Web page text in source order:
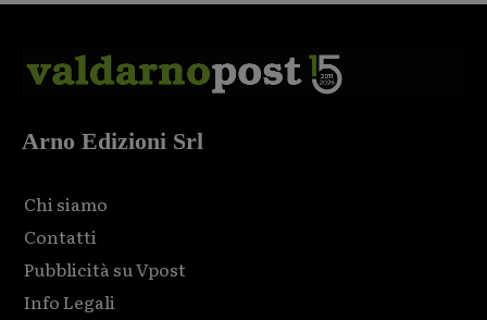
Arno Edizioni Srl
Chi siamo
Contatti
Pubblicità su Vpost
Info Legali